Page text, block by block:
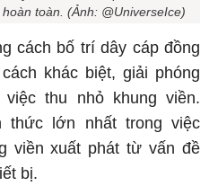
toàn. (Ảnh: @UniverseIce)
cách bố trí dây cáp đồng
khác biệt, giải phóng
thu nhỏ khung viền.
thức lớn nhất trong việc
viền xuất phát từ vấn đề
bị.